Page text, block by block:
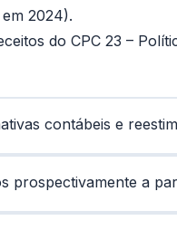
2024).
do CPC 23 –
contábeis e
prospectivamente a